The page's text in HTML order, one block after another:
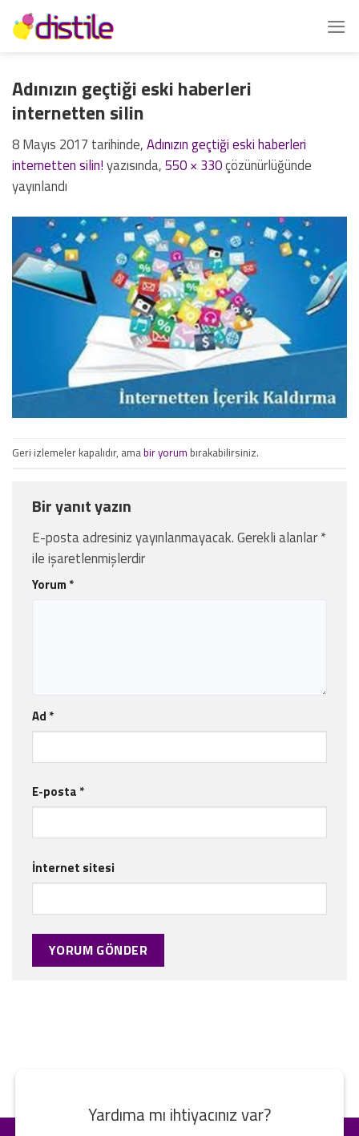
İçeriğe
atla
Adınızın geçtiği eski haberleri
internetten silin
8 Mayıs 2017 tarihinde,Adınızın geçtiği eski haberleri
internetten silin!yazısında,550 × 330çözünürlüğünde
yayınlandı
Geri izlemeler kapalıdır, amabir yorum bırakabilirsiniz.
Bir yanıt yazın
E-posta adresiniz yayınlanmayacak.Gerekli alanlar*
ile işaretlenmişlerdir
Yorum *
Ad *
E-posta *
İnternet sitesi
Yardıma mı ihtiyacınız var?